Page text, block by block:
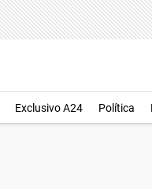
Exclusivo A24 Política